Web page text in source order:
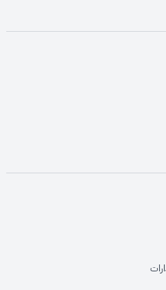
opens
opens
opens in new window